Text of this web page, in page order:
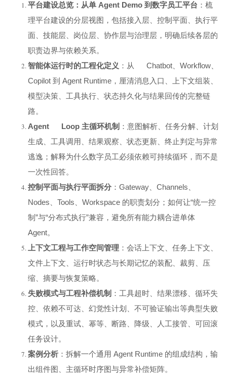
平台建设总览：从单 Agent Demo 到数字员工平台 ：梳
理平台建设的分层视图，包括接入层、控制平面、执行平
面、技能层、岗位层、协作层与治理层，明确后续各层的
职责边界与依赖关系。
智能体运行时的工程化定义 ：从 Chatbot、Workflow、
Copilot 到 Agent Runtime，厘清消息入口、上下文组装、
模型决策、工具执行、状态持久化与结果回传的完整链
路。
Agent Loop 主循环机制 ：意图解析、任务分解、计划
生成、工具调用、结果观察、状态更新、终止判定与异常
逃逸；解释为什么数字员工必须依赖可持续循环，而不是
一次性回答。
控制平面与执行平面拆分 ：Gateway、Channels、
Nodes、Tools、Workspace 的职责划分；如何让“统一控
制”与“分布式执行”兼容，避免所有能力耦合进单体
Agent。
上下文工程与工作空间管理 ：会话上下文、任务上下文、
文件上下文、运行时状态与长期记忆的装配、裁剪、压
缩、摘要与恢复策略。
失败模式与工程补偿机制 ：工具超时、结果漂移、循环失
控、依赖不可达、幻觉性计划、不可验证输出等典型失败
模式，以及重试、幂等、断路、降级、人工接管、可回滚
任务设计。
案例分析 ：拆解一个通用 Agent Runtime 的组成结构，输
出组件图、主循环时序图与异常补偿矩阵。